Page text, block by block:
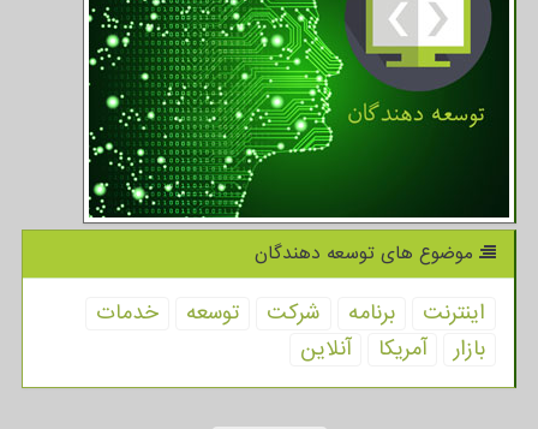
موضوع های توسعه دهندگان
اینترنت برنامه شركت توسعه
خدمات
بازار
آمریكا آنلاین